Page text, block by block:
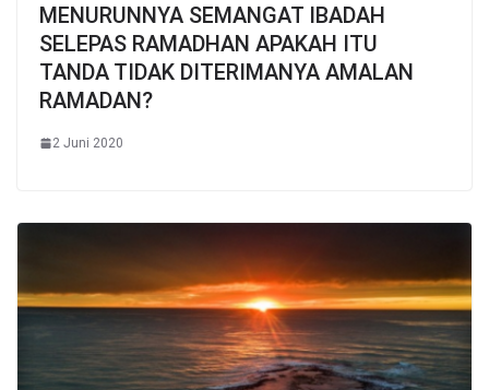
MENURUNNYA SEMANGAT IBADAH
SELEPAS RAMADHAN APAKAH ITU
TANDA TIDAK DITERIMANYA AMALAN
RAMADAN?
2 Juni 2020